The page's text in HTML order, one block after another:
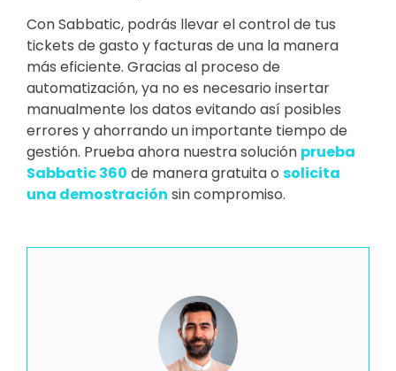
Con Sabbatic, podrás llevar el control de tus
tickets de gasto y facturas de una la manera
más eficiente. Gracias al proceso de
automatización, ya no es necesario insertar
manualmente los datos evitando así posibles
errores y ahorrando un importante tiempo de
gestión. Prueba ahora nuestra solución prueba
Sabbatic 360 de manera gratuita o solicita
una demostración sin compromiso.